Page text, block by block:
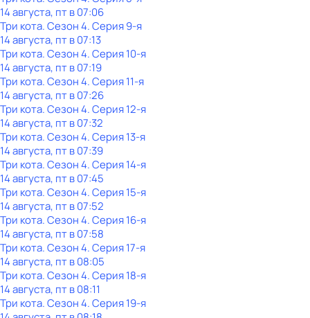
14 августа, пт в 07:06
Три кота. Сезон 4. Серия 9-я
14 августа, пт в 07:13
Три кота. Сезон 4. Серия 10-я
14 августа, пт в 07:19
Три кота. Сезон 4. Серия 11-я
14 августа, пт в 07:26
Три кота. Сезон 4. Серия 12-я
14 августа, пт в 07:32
Три кота. Сезон 4. Серия 13-я
14 августа, пт в 07:39
Три кота. Сезон 4. Серия 14-я
14 августа, пт в 07:45
Три кота. Сезон 4. Серия 15-я
14 августа, пт в 07:52
Три кота. Сезон 4. Серия 16-я
14 августа, пт в 07:58
Три кота. Сезон 4. Серия 17-я
14 августа, пт в 08:05
Три кота. Сезон 4. Серия 18-я
14 августа, пт в 08:11
Три кота. Сезон 4. Серия 19-я